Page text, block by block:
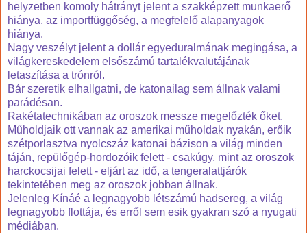
helyzetben komoly hátrányt jelent a szakképzett munkaerő
hiánya, az importfüggőség, a megfelelő alapanyagok
hiánya.
Nagy veszélyt jelent a dollár egyeduralmának megingása, a
világkereskedelem elsőszámú tartalékvalutájának
letaszítása a trónról.
Bár szeretik elhallgatni, de katonailag sem állnak valami
parádésan.
Rakétatechnikában az oroszok messze megelőzték őket.
Műholdjaik ott vannak az amerikai műholdak nyakán, erőik
szétporlasztva nyolcszáz katonai bázison a világ minden
táján, repülőgép-hordozóik felett - csakúgy, mint az oroszok
harckocsijai felett - eljárt az idő, a tengeralattjárók
tekintetében meg az oroszok jobban állnak.
Jelenleg Kínáé a legnagyobb létszámú hadsereg, a világ
legnagyobb flottája, és erről sem esik gyakran szó a nyugati
médiában.